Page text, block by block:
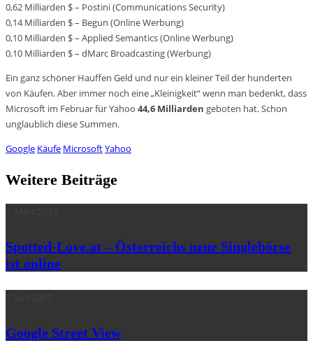
0,62 Milliarden $ – Postini (Communications Security)
0,14 Milliarden $ – Begun (Online Werbung)
0,10 Milliarden $ – Applied Semantics (Online Werbung)
0,10 Milliarden $ – dMarc Broadcasting (Werbung)
Ein ganz schöner Hauffen Geld und nur ein kleiner Teil der hunderten
von Käufen. Aber immer noch eine „Kleinigkeit“ wenn man bedenkt, dass
Microsoft im Februar für Yahoo 44,6 Milliarden geboten hat. Schon
unglaublich diese Summen.
Google Käufe MicrosoftYahoo
Weitere Beiträge
Spotted-Love.at – Österreichs neue Singlebörse
ist online
Google Street View